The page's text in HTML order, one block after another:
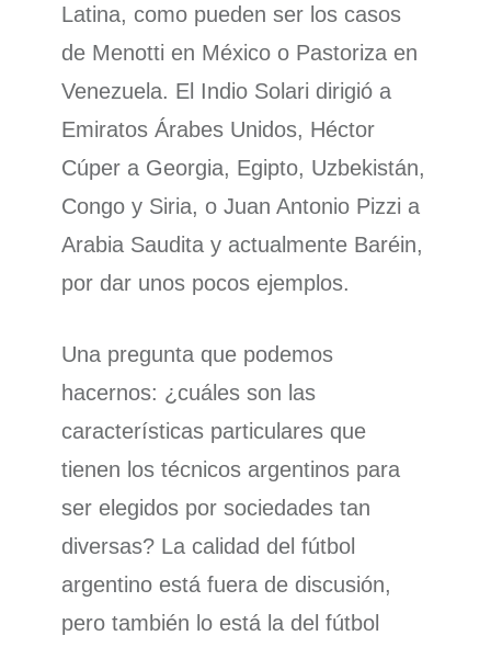
Latina, como pueden ser los casos
de Menotti en México o Pastoriza en
Venezuela. El Indio Solari dirigió a
Emiratos Árabes Unidos, Héctor
Cúper a Georgia, Egipto, Uzbekistán,
Congo y Siria, o Juan Antonio Pizzi a
Arabia Saudita y actualmente Baréin,
por dar unos pocos ejemplos.
Una pregunta que podemos
hacernos: ¿cuáles son las
características particulares que
tienen los técnicos argentinos para
ser elegidos por sociedades tan
diversas? La calidad del fútbol
argentino está fuera de discusión,
pero también lo está la del fútbol